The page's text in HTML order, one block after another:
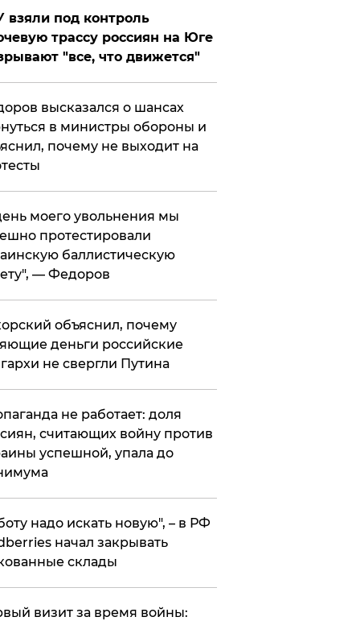
взяли под контроль
трассу россиян на Юге
"все, что движется"
высказался о шансах
в министры обороны и
почему не выходит на
моего увольнения мы
протестировали
баллистическую
— Федоров
объяснил, почему
деньги российские
не свергли Путина
не работает: доля
считающих войну против
успешной, упала до
надо искать новую", – в РФ
начал закрывать
склады
визит за время войны: